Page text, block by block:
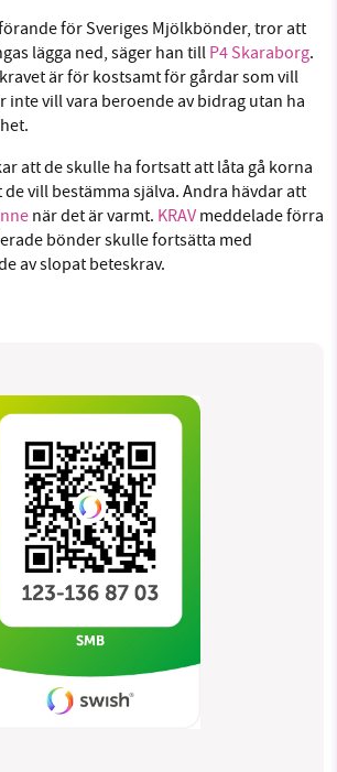
för Sveriges Mjölkbönder, tror att
lägga ned, säger han till P4 Skaraborg.
är för kostsamt för gårdar som vill
inte vill vara beroende av bidrag utan ha
att de skulle ha fortsatt att låta gå korna
vill bestämma själva. Andra hävdar att
när det är varmt. KRAV meddelade förra
bönder skulle fortsätta med
av slopat beteskrav.